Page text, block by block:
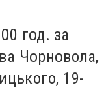
год. за
Чорновола,
19-